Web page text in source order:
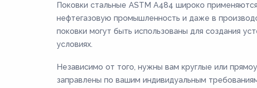
Поковки стальные ASTM A484 широко
нефтегазовую промышленность и даже в
поковки могут быть использованы для создания
условиях.
Независимо от того, нужны вам круглые или
заправлены по вашим индивидуальным